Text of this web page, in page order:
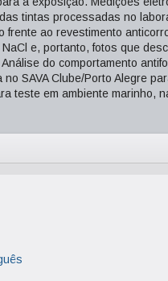
tintas processadas no
frente ao revestimento
e, portanto, fotos que
do comportamento
SAVA Clube/Porto Alegre
teste em ambiente marinho,